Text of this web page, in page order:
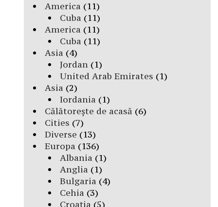
America (11)
Cuba (11)
America (11)
Cuba (11)
Asia (4)
Jordan(1)
United Arab Emirates (1)
Asia (2)
Iordania (1)
Călătorește de acasă (6)
Cities (7)
Diverse (13)
Europa (136)
Albania (1)
Anglia (1)
Bulgaria (4)
Cehia (3)
Croația (5)